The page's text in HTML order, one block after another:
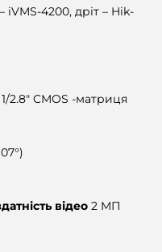
iVMS-4200, дріт – Hik-
2.8" CMOS -матриця
відео 2 МП